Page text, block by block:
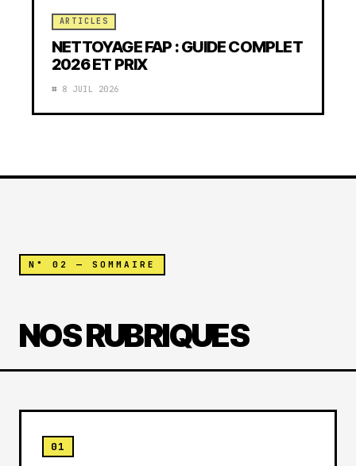
ARTICLES
NETTOYAGE FAP : GUIDE COMPLET
2026 ET PRIX
8 JUIL 2026
N° 02 — SOMMAIRE
NOS RUBRIQUES
01